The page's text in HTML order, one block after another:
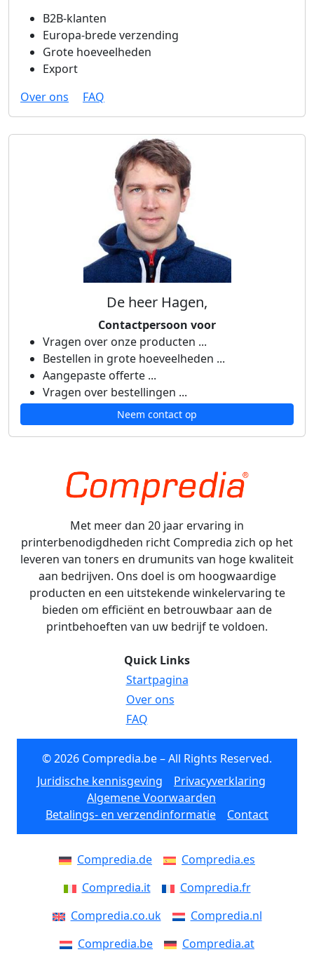
B2B-klanten
Europa-brede verzending
Grote hoeveelheden
Export
Over ons
FAQ
De heer Hagen,
Contactpersoon voor
Vragen over onze producten ...
Bestellen in grote hoeveelheden ...
Aangepaste offerte ...
Vragen over bestellingen ...
Neem contact op
Met meer dan 20 jaar ervaring in
printerbenodigdheden richt Compredia zich op het
leveren van toners en drumunits van hoge kwaliteit
aan bedrijven. Ons doel is om hoogwaardige
producten en een uitstekende winkelervaring te
bieden om efficiënt en betrouwbaar aan de
printbehoeften van uw bedrijf te voldoen.
Quick Links
Startpagina
Over ons
FAQ
© 2026 Compredia.be – All Rights Reserved.
Juridische kennisgeving
Privacyverklaring
Algemene Voorwaarden
Betalings- en verzendinformatie
Contact
Compredia.de
Compredia.es
Compredia.it
Compredia.fr
Compredia.co.uk
Compredia.nl
Compredia.be
Compredia.at